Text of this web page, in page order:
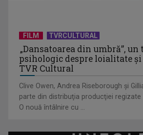
acum în inimile ...
FILM TVRCULTURAL
„Dansatoarea din umbră”,
psihologic despre loialitate
TVR Cultural
Clive Owen, Andrea Riseborough şi
parte din distribuţia producţiei regizate
O nouă întâlnire cu ...